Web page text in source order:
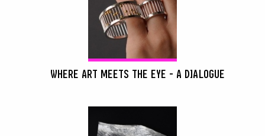
WHERE ART MEETS THE EYE - A DIALOGUE